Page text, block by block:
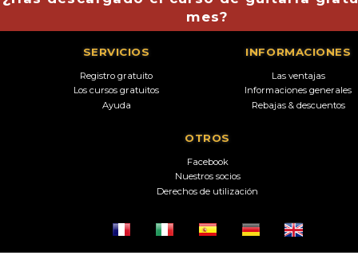
mes?
SERVICIOS
Registro gratuito
Los cursos gratuitos
Ayuda
INFORMACIONES
Las ventajas
Informaciones generales
Rebajas & descuentos
OTROS
Facebook
Nuestros socios
Derechos de utilización